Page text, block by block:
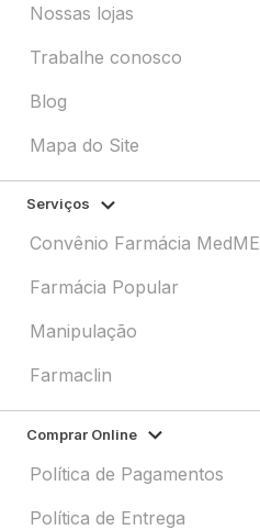
Nossas lojas
Trabalhe conosco
Blog
Mapa do Site
Serviços
Convênio Farmácia MedME
Farmácia Popular
Manipulação
Farmaclin
Comprar Online
Política de Pagamentos
Política de Entrega